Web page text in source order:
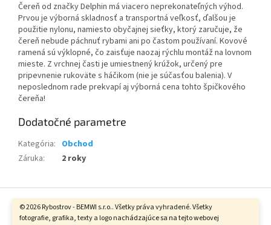
© 2026 Rybostrov - BEMWI s.r.o.. Všetky práva vyhradené. Všetky
fotografie, grafika, texty a logo nachádzajúce sa na tejto webovej
Čereň od značky Delphin má viacero neprekonateľných výhod.
Prvou je výborná skladnosť a transportná veľkosť, ďalšou je
použitie nylonu, namiesto obyčajnej sieťky, ktorý zaručuje, že
čereň nebude páchnuť rybami ani po častom používaní. Kovové
ramená sú výklopné, čo zaisťuje naozaj rýchlu montáž na lovnom
mieste. Z vrchnej časti je umiestnený krúžok, určený pre
pripevnenie rukoväte s háčikom (nie je súčasťou balenia). V
neposlednom rade prekvapí aj výborná cena tohto špičkového
čereňa!
Dodatočné parametre
Kategória: Obchod
Záruka: 2 roky
Vytvoril Shoptet